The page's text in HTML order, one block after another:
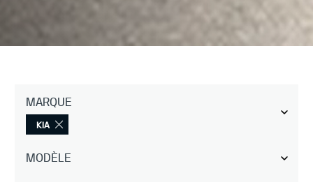
MARQUE
KIA
MODÈLE